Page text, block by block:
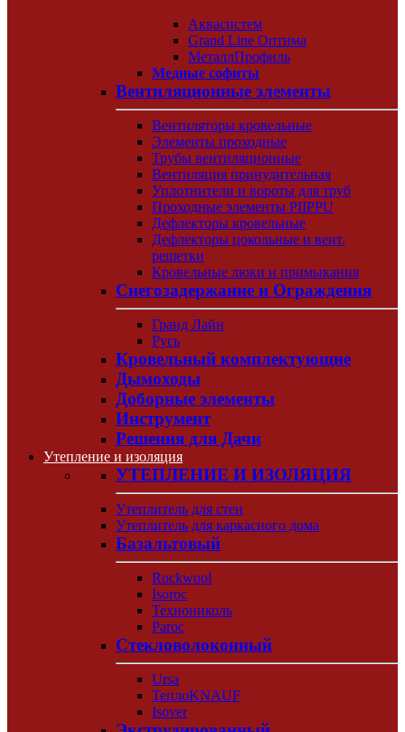
Аквасистем
Grand Line Оптима
МеталлПрофиль
Медные софиты
Вентиляционные элементы
Вентиляторы кровельные
Элементы проходные
Трубы вентиляционные
Вентиляция принудительная
Уплотнители и вороты для труб
Проходные элементы PIIPPU
Дефлекторы кровельные
Дефлекторы цокольные и вент.
решетки
Кровельные люки и примыкания
Снегозадержание и Ограждения
Гранд Лайн
Русь
Кровельный комплектующие
Дымоходы
Доборные элементы
Инструмент
Решения для Дачи
Утепление и изоляция
УТЕПЛЕНИЕ И ИЗОЛЯЦИЯ
Утеплитель для стен
Утеплитель для каркасного дома
Базальтовый
Rockwool
Isoroc
Технониколь
Paroc
Стекловолоконный
Ursa
ТеплоKNAUF
Isover